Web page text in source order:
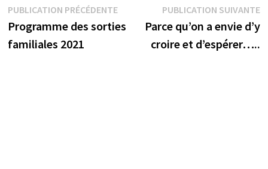
Navigation
de
PUBLICATION PRÉCÉDENTEPublication
précédente :
Programme des sorties
familiales 2021
PUBLICATION SUIVANTE
Parce qu’on a envie d’y
croire et d’espérer…..